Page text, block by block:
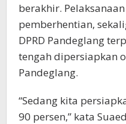
berakhir.
pemberhentian,
DPRD Pandeglang
tengah dipersiapkan
Pandeglang.
“Sedang kita
90 persen,” kata